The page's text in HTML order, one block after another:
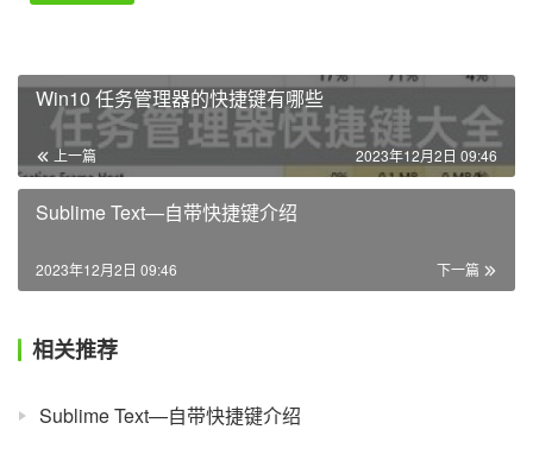
Win10 任务管理器的快捷键有哪些
上一篇 2023年12月2日 09:46
Sublime Text—自带快捷键介绍
下一篇
2023年12月2日 09:46
相关推荐
Sublime Text—自带快捷键介绍